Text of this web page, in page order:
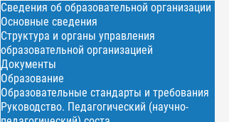
Сведения об образовательной организации
Основные сведения
Структура и органы управления
образовательной организацией
Документы
Образование
Образовательные стандарты и требования
Руководство. Педагогический (научно-